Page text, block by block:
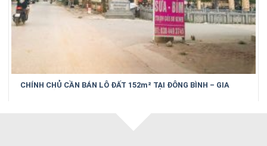
CHÍNH CHỦ CẦN BÁN LÔ ĐẤT 152m² TẠI ĐÔNG BÌNH – GIA